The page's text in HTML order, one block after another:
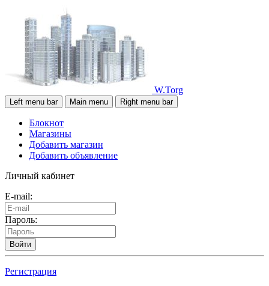
W.Torg
Left menu bar Main menu Right menu bar
Блокнот
Магазины
Добавить магазин
Добавить объявление
Личный кабинет
E-mail:
Пароль:
Войти
Регистрация